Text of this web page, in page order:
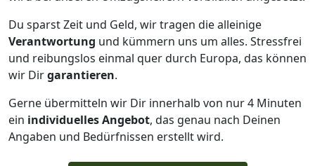
Du sparst Zeit und Geld, wir tragen die alleinige
Verantwortung und kümmern uns um alles. Stressfrei
und reibungslos einmal quer durch Europa, das können
wir Dirgarantieren.
Gerne übermitteln wir Dir innerhalb von nur4 Minuten
ein individuelles Angebot, das genau nach Deinen
Angaben und Bedürfnissen erstellt wird.